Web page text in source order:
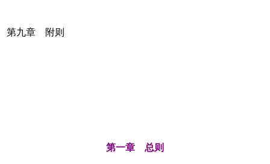
第九章 附则
第一章 总则